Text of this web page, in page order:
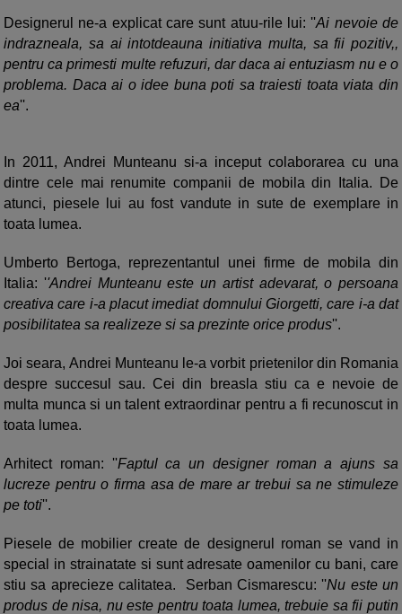
Designerul ne-a explicat care sunt atuu-rile lui: ''Ai nevoie de
indrazneala, sa ai intotdeauna initiativa multa, sa fii pozitiv,,
pentru ca primesti multe refuzuri, dar daca ai entuziasm nu e o
problema. Daca ai o idee buna poti sa traiesti toata viata din
ea''.
In 2011, Andrei Munteanu si-a inceput colaborarea cu una
dintre cele mai renumite companii de mobila din Italia. De
atunci, piesele lui au fost vandute in sute de exemplare in
toata lumea.
Umberto Bertoga, reprezentantul unei firme de mobila din
Italia: ''Andrei Munteanu este un artist adevarat, o persoana
creativa care i-a placut imediat domnului Giorgetti, care i-a dat
posibilitatea sa realizeze si sa prezinte orice produs''.
Joi seara, Andrei Munteanu le-a vorbit prietenilor din Romania
despre succesul sau. Cei din breasla stiu ca e nevoie de
multa munca si un talent extraordinar pentru a fi recunoscut in
toata lumea.
Arhitect roman: ''Faptul ca un designer roman a ajuns sa
lucreze pentru o firma asa de mare ar trebui sa ne stimuleze
pe toti''.
Piesele de mobilier create de designerul roman se vand in
special in strainatate si sunt adresate oamenilor cu bani, care
stiu sa aprecieze calitatea. Serban Cismarescu: ''Nu este un
produs de nisa, nu este pentru toata lumea, trebuie sa fii putin